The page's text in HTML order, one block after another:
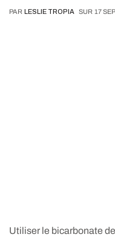
PAR LESLIE TROPIA SUR 17
Utiliser le bicarbonate